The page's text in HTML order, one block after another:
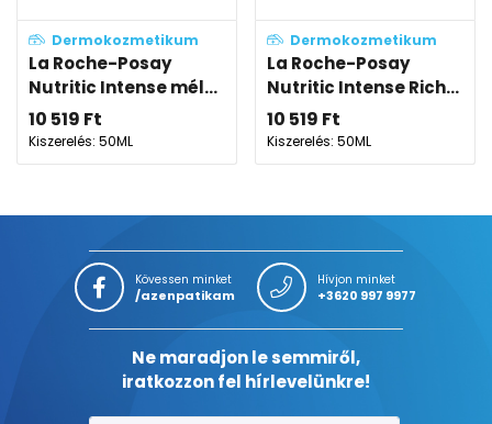
Dermokozmetikum
La Roche-Posay
Nutritic Intense mél...
10 519 Ft
Kiszerelés: 50ML
Dermokozmetikum
La Roche-Posay
Nutritic Intense Rich...
10 519 Ft
Kiszerelés: 50ML
Kövessen minket
/azenpatikam
Hívjon minket
+3620 997 9977
Ne maradjon le semmiről,
iratkozzon fel hírlevelünkre!